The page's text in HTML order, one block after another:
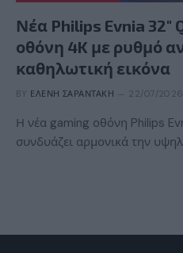
Νέα Philips Evnia 32″
οθόνη 4K με ρυθμό
καθηλωτική εικόνα
BY ΕΛΈΝΗ ΣΑΡΑΝΤΆΚΗ 22/07/2026
Η νέα gaming οθόνη Philips
συνδυάζει αρμονικά την